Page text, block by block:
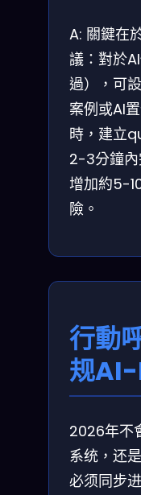
A: 關鍵在
議：對於
過），可
案例或AI
時，建立
2-3分鐘內
增加約5-
險。
行動
规AI-
2026年不
系统，还
必须同步